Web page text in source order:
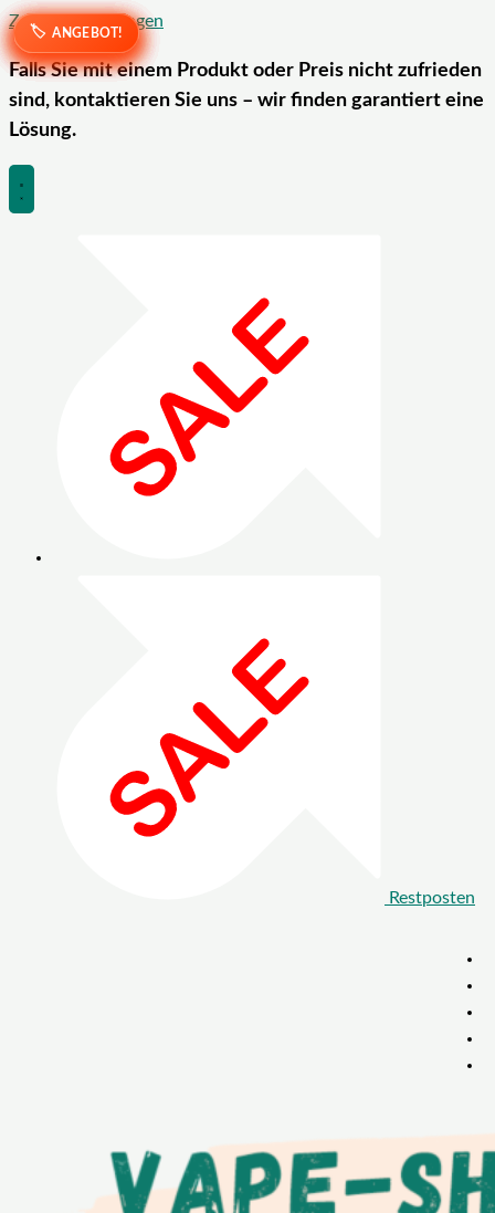
Zum Inhalt springen
Falls Sie mit einem Produkt oder Preis nicht zufrieden
sind, kontaktieren Sie uns – wir finden garantiert eine
Lösung.
Restposten
ANGEBOT!
ANGEBOT!
ANGEBOT!
ANGEBOT!
ANGEBOT!
ANGEBOT!
ANGEBOT!
ANGEBOT!